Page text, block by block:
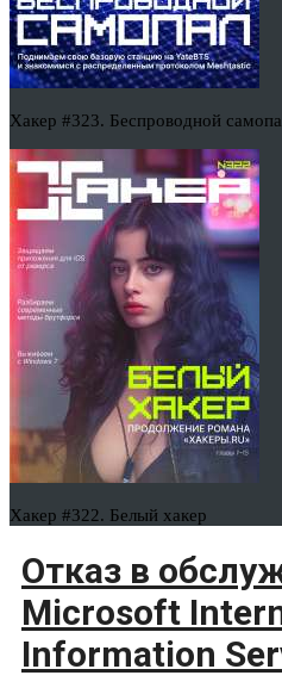
Хакер #323. Беспроводной
Хакер #322. Белый хакер
Отказ в
Microsoft
Information